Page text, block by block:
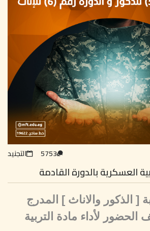
التجنيد 5753
العسكرية بالدورة القادمة
[ الذكور والاناث ] المدرج
الحضور لأداء مادة التربية